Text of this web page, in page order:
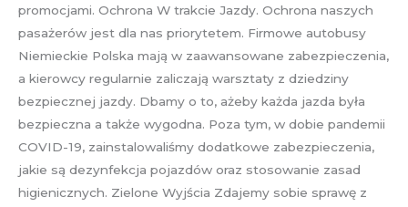
promocjami. Ochrona W trakcie Jazdy. Ochrona naszych
pasażerów jest dla nas priorytetem. Firmowe autobusy
Niemieckie Polska mają w zaawansowane zabezpieczenia,
a kierowcy regularnie zaliczają warsztaty z dziedziny
bezpiecznej jazdy. Dbamy o to, ażeby każda jazda była
bezpieczna a także wygodna. Poza tym, w dobie pandemii
COVID-19, zainstalowaliśmy dodatkowe zabezpieczenia,
jakie są dezynfekcja pojazdów oraz stosowanie zasad
higienicznych. Zielone Wyjścia Zdajemy sobie sprawę z